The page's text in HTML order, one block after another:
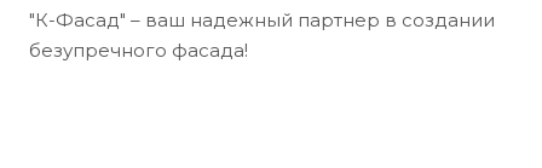
"К-Фасад" – ваш надежный партнер в создании
безупречного фасада!